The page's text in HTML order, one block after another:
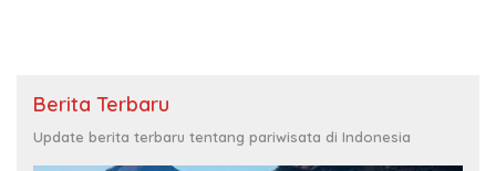
Berita Terbaru
Update berita terbaru tentang pariwisata di Indonesia